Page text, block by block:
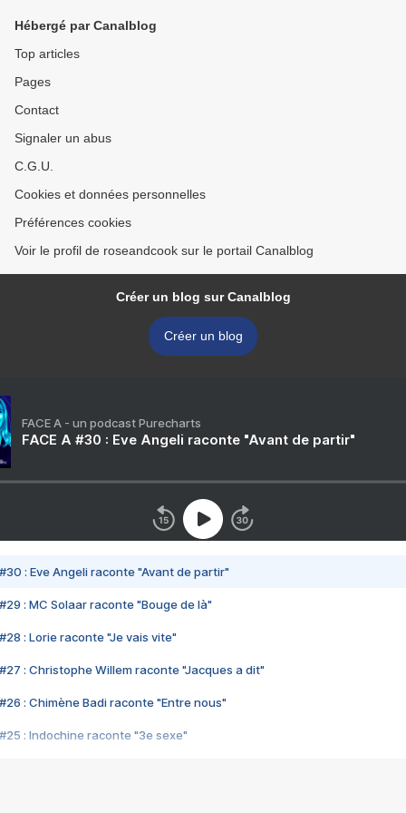
Hébergé par Canalblog
Top articles
Pages
Contact
Signaler un abus
C.G.U.
Cookies et données personnelles
Préférences cookies
Voir le profil de roseandcook sur le portail Canalblog
Créer un blog sur Canalblog
Créer un blog
FACE A - un podcast Purecharts
FACE A #30 : Eve Angeli raconte "Avant de partir"
#30 : Eve Angeli raconte "Avant de partir"
#29 : MC Solaar raconte "Bouge de là"
#28 : Lorie raconte "Je vais vite"
#27 : Christophe Willem raconte "Jacques a dit"
#26 : Chimène Badi raconte "Entre nous"
#25 : Indochine raconte "3e sexe"